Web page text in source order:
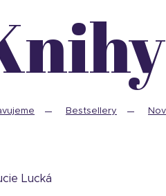
Knihy
Bestsellery
Lucká